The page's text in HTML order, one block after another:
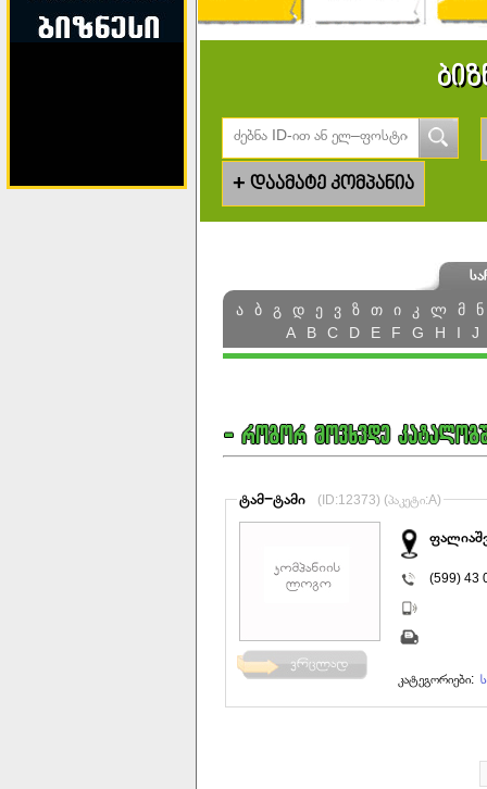
+ დაამატე კომპანია
ა
ბ გ დ ე ვ ზ თ ი კ ლ მ
ნ
A
B C D E F G H I J
ტამ−ტამი (ID:12373) (პაკეტი:A)
(599) 43
კატეგორიები: